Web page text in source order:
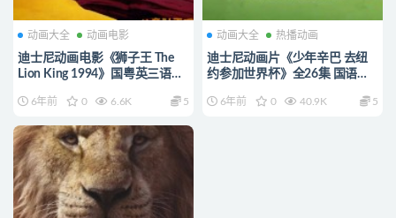
动画大全 动画电影
迪士尼动画电影《狮子王 The
Lion King 1994》国粤英三语中
子王全集下载
6年前 0 6.6K 5
动画大全 热播动画
迪士尼动画片《少年辛巴 去纽
约参加世界杯》全26集 国语版
巴 去纽约参加世界杯下载
6年前 0 40.9K 5